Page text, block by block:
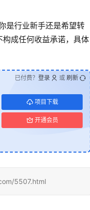
是行业新手还是希望转
成任何收益承诺，具体
项目下载
开通会员
已付费？ 登录 或 刷新
5507.html